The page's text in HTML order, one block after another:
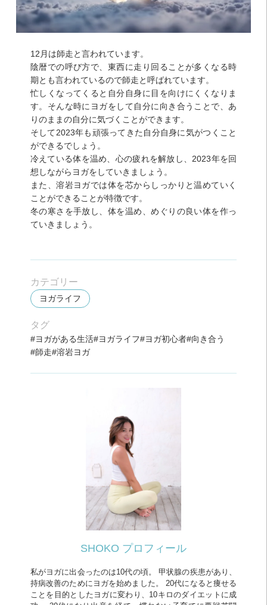
12月は師走と言われています。
陰暦での呼び方で、東西に走り回ることが多くなる時
期とも言われているので師走と呼ばれています。
忙しくなってくると自分自身に目を向けにくくなりま
す。そんな時にヨガをして自分に向き合うことで、あ
りのままの自分に気づくことができます。
そして2023年も頑張ってきた自分自身に気がつくこと
ができるでしょう。
冷えている体を温め、心の疲れを解放し、2023年を回
想しながらヨガをしていきましょう。
また、溶岩ヨガでは体を芯からしっかりと温めていく
ことができることが特徴です。
冬の寒さを手放し、体を温め、めぐりの良い体を作っ
ていきましょう。
カテゴリー
ヨガライフ
タグ
ヨガがある生活 ヨガライフ ヨガ初心者 向き合う
師走 溶岩ヨガ
SHOKO プロフィール
私がヨガに出会ったのは10代の頃。 甲状腺の疾患があり、
持病改善のためにヨガを始めました。 20代になると痩せる
ことを目的としたヨガに変わり、10キロのダイエットに成